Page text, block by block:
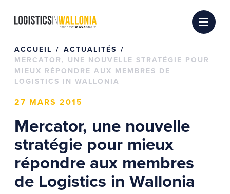
ACCUEIL
ACTUALITÉS
MERCATOR, UNE NOUVELLE STRATÉGIE POUR
MIEUX RÉPONDRE AUX MEMBRES DE
LOGISTICS IN WALLONIA
27 MARS 2015
Mercator, une nouvelle
stratégie pour mieux
répondre aux membres
de Logistics in Wallonia